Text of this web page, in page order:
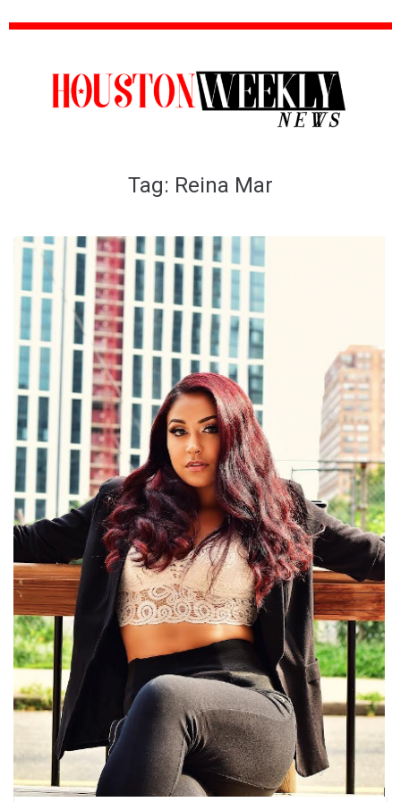
Tag: Reina Mar